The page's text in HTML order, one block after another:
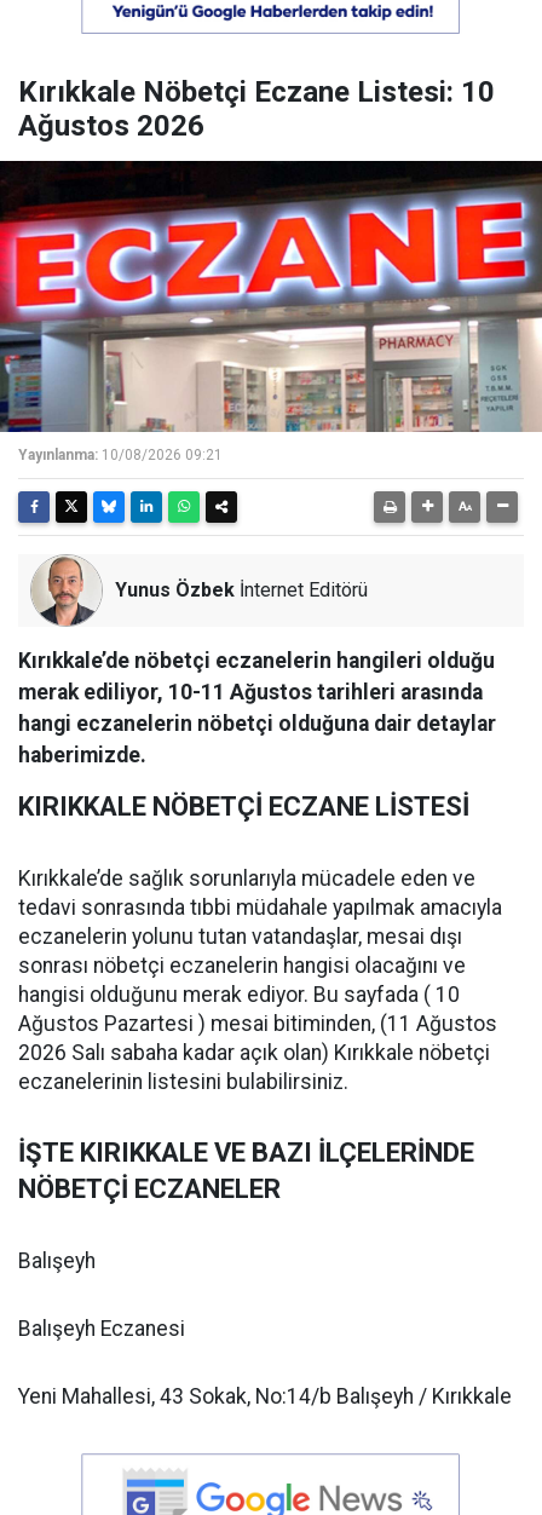
Kırıkkale Nöbetçi Eczane Listesi: 10
Ağustos 2026
Yayınlanma: 10/08/2026 09:21
Yunus Özbek İnternet Editörü
Kırıkkale’de nöbetçi eczanelerin hangileri olduğu
merak ediliyor, 10-11 Ağustos tarihleri arasında
hangi eczanelerin nöbetçi olduğuna dair detaylar
haberimizde.
KIRIKKALE NÖBETÇİ ECZANE LİSTESİ
Kırıkkale’de sağlık sorunlarıyla mücadele eden ve
tedavi sonrasında tıbbi müdahale yapılmak amacıyla
eczanelerin yolunu tutan vatandaşlar, mesai dışı
sonrası nöbetçi eczanelerin hangisi olacağını ve
hangisi olduğunu merak ediyor. Bu sayfada ( 10
Ağustos Pazartesi ) mesai bitiminden, (11 Ağustos
2026 Salı sabaha kadar açık olan) Kırıkkale nöbetçi
eczanelerinin listesini bulabilirsiniz.
İŞTE KIRIKKALE VE BAZI İLÇELERİNDE
NÖBETÇİ ECZANELER
Balışeyh
Balışeyh Eczanesi
Yeni Mahallesi, 43 Sokak, No:14/b Balışeyh / Kırıkkale